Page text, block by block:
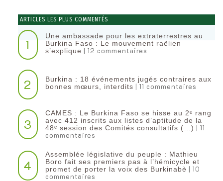
ARTICLES LES PLUS COMMENTÉS
1
Une ambassade pour les extraterrestres au
Burkina Faso : Le mouvement raëlien
s’explique | 12 commentaires
2
Burkina : 18 événements jugés contraires aux
bonnes mœurs, interdits | 11 commentaires
3
CAMES : Le Burkina Faso se hisse au 2ᵉ rang
avec 412 inscrits aux listes d’aptitude de la
48ᵉ session des Comités consultatifs (…) | 11
commentaires
4
Assemblée législative du peuple : Mathieu
Boro fait ses premiers pas à l’hémicycle et
promet de porter la voix des Burkinabè | 10
commentaires